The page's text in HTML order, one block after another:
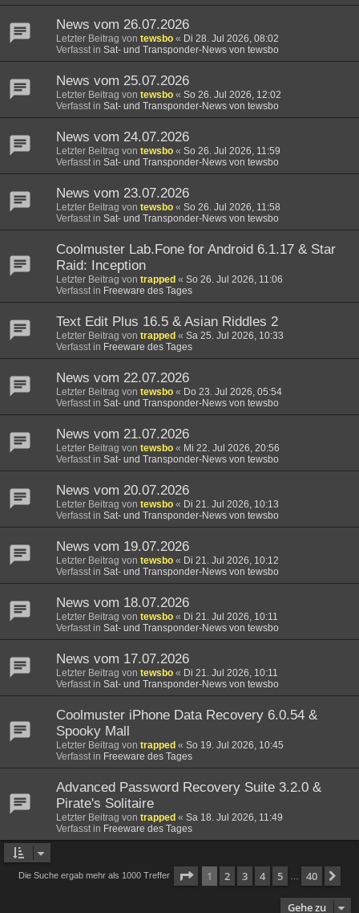
News vom 26.07.2026
Letzter Beitrag von tewsbo « Di 28. Jul 2026, 08:02
Verfasst in Sat- und Transponder-News von tewsbo
News vom 25.07.2026
Letzter Beitrag von tewsbo « So 26. Jul 2026, 12:02
Verfasst in Sat- und Transponder-News von tewsbo
News vom 24.07.2026
Letzter Beitrag von tewsbo « So 26. Jul 2026, 11:59
Verfasst in Sat- und Transponder-News von tewsbo
News vom 23.07.2026
Letzter Beitrag von tewsbo « So 26. Jul 2026, 11:58
Verfasst in Sat- und Transponder-News von tewsbo
Coolmuster Lab.Fone for Android 6.1.17 & Star
Raid: Inception
Letzter Beitrag von trapped « So 26. Jul 2026, 11:06
Verfasst in Freeware des Tages
Text Edit Plus 16.5 & Asian Riddles 2
Letzter Beitrag von trapped « Sa 25. Jul 2026, 10:33
Verfasst in Freeware des Tages
News vom 22.07.2026
Letzter Beitrag von tewsbo « Do 23. Jul 2026, 05:54
Verfasst in Sat- und Transponder-News von tewsbo
News vom 21.07.2026
Letzter Beitrag von tewsbo « Mi 22. Jul 2026, 20:56
Verfasst in Sat- und Transponder-News von tewsbo
News vom 20.07.2026
Letzter Beitrag von tewsbo « Di 21. Jul 2026, 10:13
Verfasst in Sat- und Transponder-News von tewsbo
News vom 19.07.2026
Letzter Beitrag von tewsbo « Di 21. Jul 2026, 10:12
Verfasst in Sat- und Transponder-News von tewsbo
News vom 18.07.2026
Letzter Beitrag von tewsbo « Di 21. Jul 2026, 10:11
Verfasst in Sat- und Transponder-News von tewsbo
News vom 17.07.2026
Letzter Beitrag von tewsbo « Di 21. Jul 2026, 10:11
Verfasst in Sat- und Transponder-News von tewsbo
Coolmuster iPhone Data Recovery 6.0.54 &
Spooky Mall
Letzter Beitrag von trapped « So 19. Jul 2026, 10:45
Verfasst in Freeware des Tages
Advanced Password Recovery Suite 3.2.0 &
Pirate's Solitaire
Letzter Beitrag von trapped « Sa 18. Jul 2026, 11:49
Verfasst in Freeware des Tages
Die Suche ergab mehr als 1000 Treffer Seite 1von 40
1 2 3 4 5 40
Gehe zu